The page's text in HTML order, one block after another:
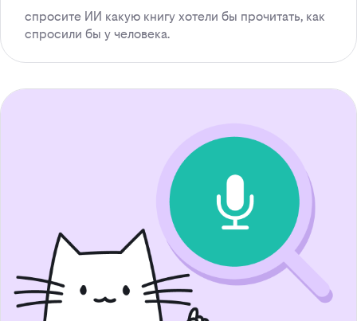
спросите ИИ какую книгу хотели бы прочитать, как
спросили бы у человека.